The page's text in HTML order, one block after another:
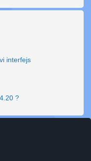
interfejs
?